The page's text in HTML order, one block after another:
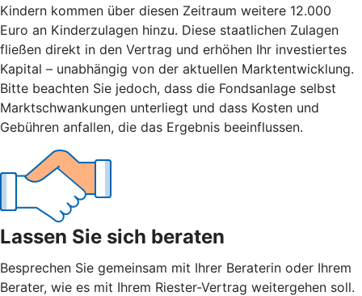
Kindern kommen über diesen Zeitraum weitere 12.000
Euro an Kinderzulagen hinzu. Diese staatlichen Zulagen
fließen direkt in den Vertrag und erhöhen Ihr investiertes
Kapital – unabhängig von der aktuellen Marktentwicklung.
Bitte beachten Sie jedoch, dass die Fondsanlage selbst
Marktschwankungen unterliegt und dass Kosten und
Gebühren anfallen, die das Ergebnis beeinflussen.
Lassen Sie sich beraten
Besprechen Sie gemeinsam mit Ihrer Beraterin oder Ihrem
Berater, wie es mit Ihrem Riester-Vertrag weitergehen soll.